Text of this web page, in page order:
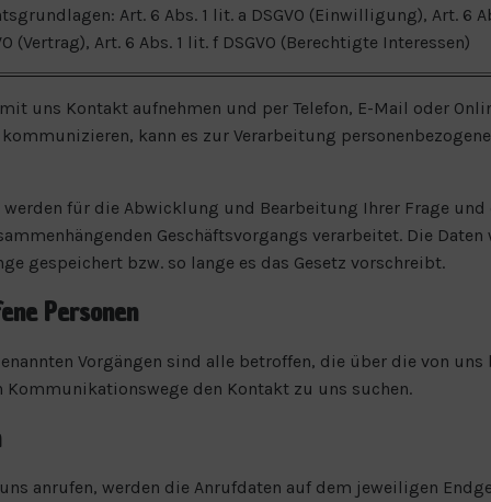
Art. 6 Abs. 1 lit. a DSGVO (Einwilligung), Art. 6
(Vertrag), Art. 6 Abs. 1 lit. f DSGVO (Berechtigte Interessen)
uns Kontakt aufnehmen und per Telefon, E-Mail oder
kann es zur Verarbeitung
werden für die Abwicklung und Bearbeitung Ihrer Frage und
Geschäftsvorgangs verarbeitet. Die Daten
gespeichert bzw. so lange es das Gesetz vorschreibt.
Personen
Vorgängen sind alle betroffen, die über die von uns
Kommunikationswege den Kontakt zu uns suchen.
anrufen, werden die Anrufdaten auf dem jeweiligen